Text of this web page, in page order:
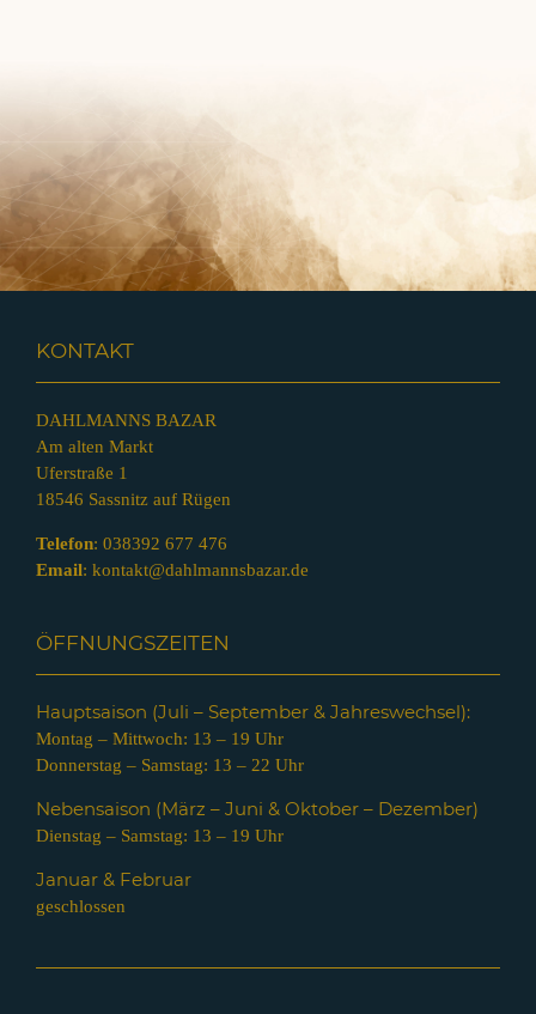
KONTAKT
DAHLMANNS BAZAR
Am alten Markt
Uferstraße 1
18546 Sassnitz auf Rügen
Telefon: 038392 677 476
Email: kontakt@dahlmannsbazar.de
ÖFFNUNGSZEITEN
Hauptsaison (Juli – September & Jahreswechsel):
Montag – Mittwoch: 13 – 19 Uhr
Donnerstag – Samstag: 13 – 22 Uhr
Nebensaison (März – Juni & Oktober – Dezember)
Dienstag – Samstag: 13 – 19 Uhr
Januar & Februar
geschlossen